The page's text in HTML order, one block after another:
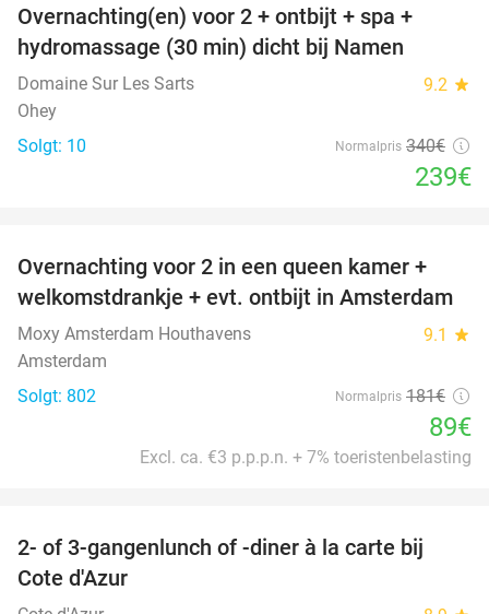
Overnachting(en) voor 2 + ontbijt + spa +
hydromassage (30 min) dicht bij Namen
Domaine Sur Les Sarts 9.2 star
Ohey
Solgt: 10
Normalpris 340€
239€
51%
Overnachting voor 2 in een queen kamer +
welkomstdrankje + evt. ontbijt in Amsterdam
Moxy Amsterdam Houthavens 9.1 star
Amsterdam
Solgt: 802
Normalpris 181€
89€
Excl. ca. €3 p.p.p.n. + 7% toeristenbelasting
49%
2- of 3-gangenlunch of -diner à la carte bij
Cote d'Azur